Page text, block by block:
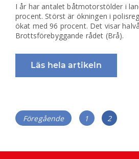
I år har antalet båtmotorstölder i
procent. Störst är ökningen i
ökat med 96 procent. Det visar
Brottsförebyggande rådet (Brå).
Läs hela artikeln
Föregående Sida
1 Sida
2